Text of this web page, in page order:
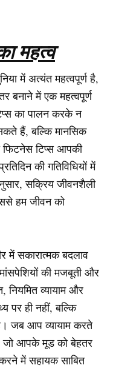
महत्व
में अत्यंत महत्वपूर्ण है,
बनाने में एक महत्वपूर्ण
का पालन करके न
हैं, बल्कि मानसिक
टिप्स आपकी
की गतिविधियों में
सक्रिय जीवनशैली
हम जीवन को
में सकारात्मक बदलाव
की मजबूती और
व्यायाम और
पर ही नहीं, बल्कि
जब आप व्यायाम करते
जो आपके मूड को बेहतर
में सहायक साबित